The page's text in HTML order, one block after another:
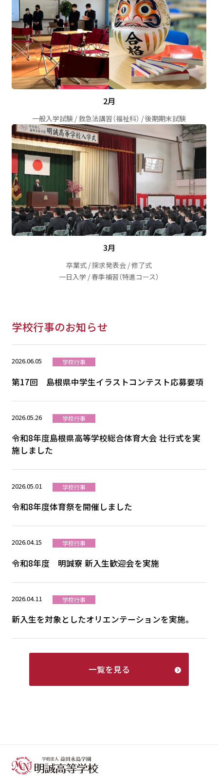
2月
一般入学試験 / 救急法講習（福祉科） / 後期期末試験
3月
卒業式 / 探求発表会 / 修了式
一日入学 / 春季補習（特進コース）
学校行事のお知らせ
2026.06.05 学校行事
第17回 島根県中学生イラストコンテスト応募要項
2026.05.26 学校行事
令和8年度島根県高等学校総合体育大会 壮行式を実
施しました
2026.05.01 学校行事
令和8年度体育祭を開催しました
2026.04.15 学校行事
令和8年度 明誠寮 新入生歓迎会を実施
2026.04.11 学校行事
新入生を対象としたオリエンテーションを実施。
一覧を見る